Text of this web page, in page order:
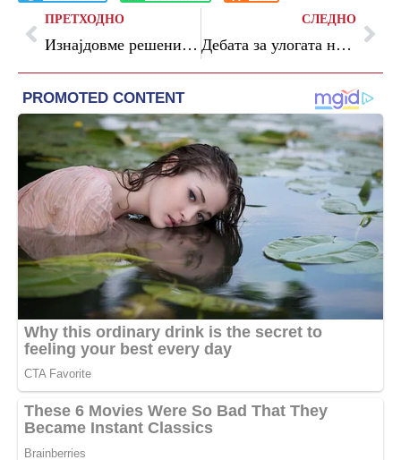
ПРЕТХОДНО
Изнајдовме решение за спречување на дискриминацијата на женските осуденички, која ја констатира КСЗД, изјави Аврамовска Мадиќ
СЛЕДНО
Дебата за улогата на граѓанското општество во односите помеѓу Македонија и Бугарија